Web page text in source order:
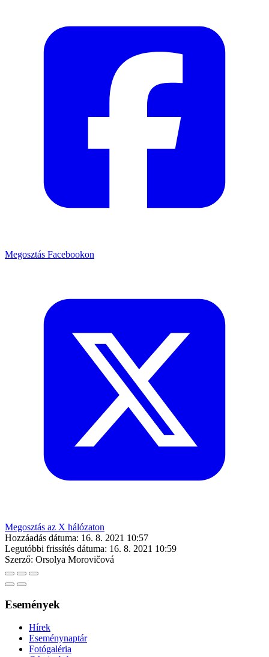
Megosztás Facebookon
Megosztás az X hálózaton
Hozzáadás dátuma: 16. 8. 2021 10:57
Legutóbbi frissítés dátuma: 16. 8. 2021 10:59
Szerző: Orsolya Morovičová
Események
Hírek
Eseménynaptár
Fotógaléria